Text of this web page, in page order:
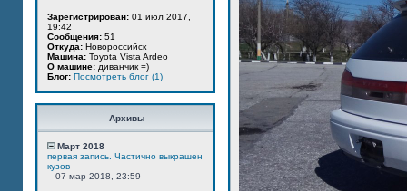
Зарегистрирован: 01 июл 2017,
19:42
Сообщения: 51
Откуда: Новороссийск
Машина: Toyota Vista Ardeo
О машине: диванчик =)
Блог: Посмотреть блог (1)
Архивы
Март 2018
первая запись. Частично выкрашен
кузов
07 мар 2018, 23:59